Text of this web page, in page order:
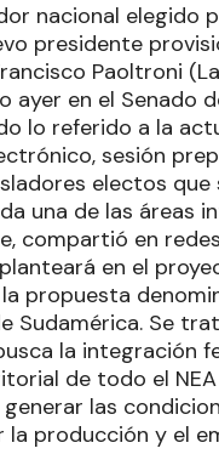
nacional elegido
presidente
Paoltroni
ayer en el Senado
lo referido a la
sesión
electos que
una de las áreas
compartió en
en el
propuesta
Sudamérica. Se
la integración
de todo el NEA
las
la producción y el